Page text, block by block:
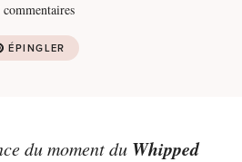
commentaires
ÉPINGLER
du moment du Whipped